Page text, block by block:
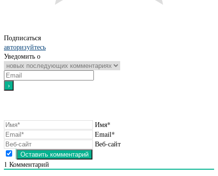
Подписаться
авторизуйтесь
Уведомить о
Имя*
Email*
Веб-сайт
1 Комментарий